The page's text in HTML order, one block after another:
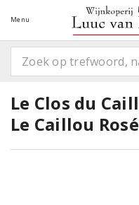
Menu
Le Clos du
Le Caillou